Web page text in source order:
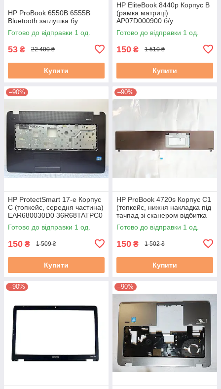
HP ProBook 6550B 6555B
Bluetooth заглушка бу
Готово до відправки 1 од.
53 ₴ 22 400 ₴
Купити
HP EliteBook 8440p Корпус B
(рамка матриці)
AP07D000900 б/у
Готово до відправки 1 од.
150 ₴ 1 510 ₴
Купити
–90%
HP ProtectSmart 17-e Корпус
C (топкейс, середня частина)
EAR680030D0 36R68TATPC0
4A б/в
Готово до відправки 1 од.
150 ₴ 1 509 ₴
Купити
–90%
HP ProBook 4720s Корпус C1
(топкейс, нижня накладка під
тачпад зі сканером відбитка
пальця) (599805-001)
Готово до відправки 1 од.
150 ₴ 1 502 ₴
Купити
–90% –90%